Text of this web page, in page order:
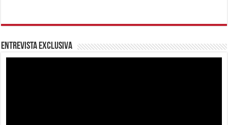
Entrevista Exclusiva